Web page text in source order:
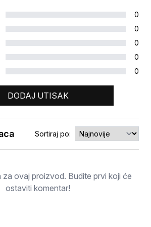
0
0
0
0
0
DODAJ UTISAK
Ocjena
Sortiraj po:
za ovaj proizvod. Budite prvi koji će
ostaviti komentar!